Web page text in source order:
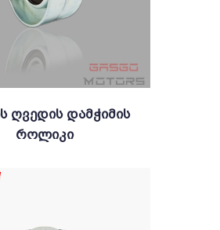
Ღვედის Დამჭიმის
Როლიკი